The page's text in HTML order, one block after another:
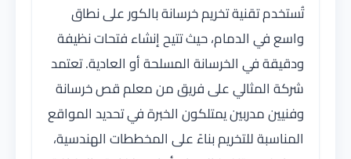
تُستخدم تقنية تخريم خرسانة بالكور على نطاق
واسع في الدمام، حيث تتيح إنشاء فتحات نظيفة
ودقيقة في الخرسانة المسلحة أو العادية. تعتمد
شركة المثالي على فريق من معلم قص خرسانة
وفنيين مدربين يمتلكون الخبرة في تحديد المواقع
المناسبة للتخريم بناءً على المخططات الهندسية،